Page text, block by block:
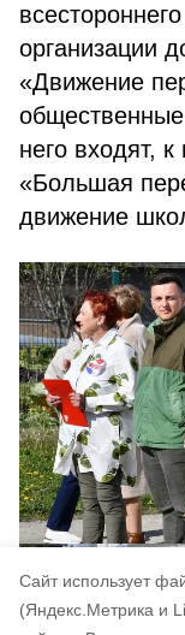
Cайт использует
(Яндекс.Метрика и
организации
«Движение
него входят,
«Большая
движение